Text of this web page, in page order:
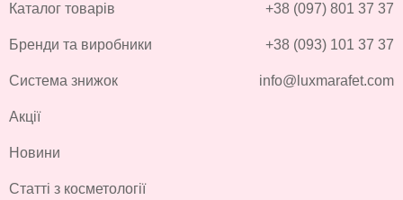
Каталог товарів
Бренди та виробники
Система знижок
Акції
Новини
Статті з косметології
+38 (097) 801 37 37
+38 (093) 101 37 37
info@luxmarafet.com